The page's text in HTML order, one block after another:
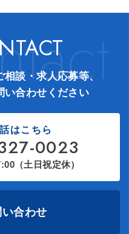
相談・求人応募等、
い合わせください
はこちら
0023
（土日祝定休）
い合わせ